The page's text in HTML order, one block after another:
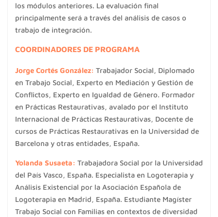
los módulos anteriores. La evaluación final
principalmente será a través del análisis de casos o
trabajo de integración.
COORDINADORES DE PROGRAMA
Jorge Cortés González: Trabajador Social, Diplomado
en Trabajo Social, Experto en Mediación y Gestión de
Conflictos, Experto en Igualdad de Género. Formador
en Prácticas Restaurativas, avalado por el Instituto
Internacional de Prácticas Restaurativas, Docente de
cursos de Prácticas Restaurativas en la Universidad de
Barcelona y otras entidades, España.
Yolanda Susaeta: Trabajadora Social por la Universidad
del País Vasco, España. Especialista en Logoterapia y
Análisis Existencial por la Asociación Española de
Logoterapia en Madrid, España. Estudiante Magíster
Trabajo Social con Familias en contextos de diversidad